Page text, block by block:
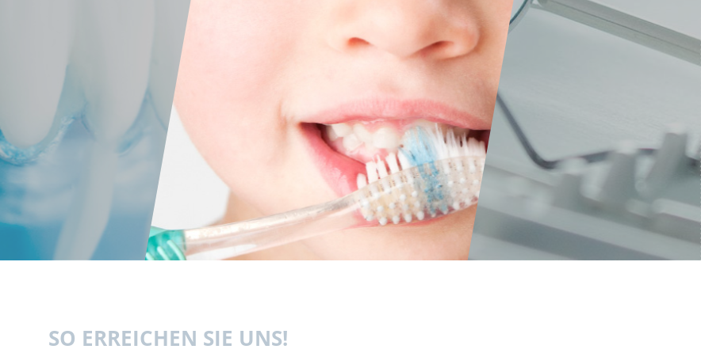
SO ERREICHEN SIE UNS!